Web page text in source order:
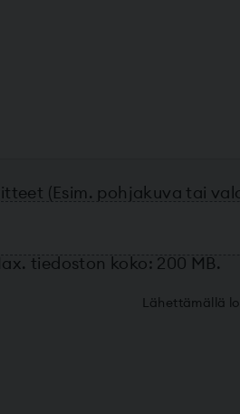
(Esim. pohjakuva tai
tiedoston koko: 200 MB.
Lähettämällä